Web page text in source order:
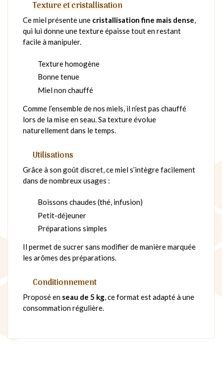
Texture et cristallisation
Ce miel présente une cristallisation fine mais dense,
qui lui donne une texture épaisse tout en restant
facile à manipuler.
Texture homogène
Bonne tenue
Miel non chauffé
Comme l’ensemble de nos miels, il n’est pas chauffé
lors de la mise en seau. Sa texture évolue
naturellement dans le temps.
Utilisations
Grâce à son goût discret, ce miel s’intègre facilement
dans de nombreux usages :
Boissons chaudes (thé, infusion)
Petit-déjeuner
Préparations simples
Il permet de sucrer sans modifier de manière marquée
les arômes des préparations.
Conditionnement
Proposé en seau de 5 kg, ce format est adapté à une
consommation régulière.